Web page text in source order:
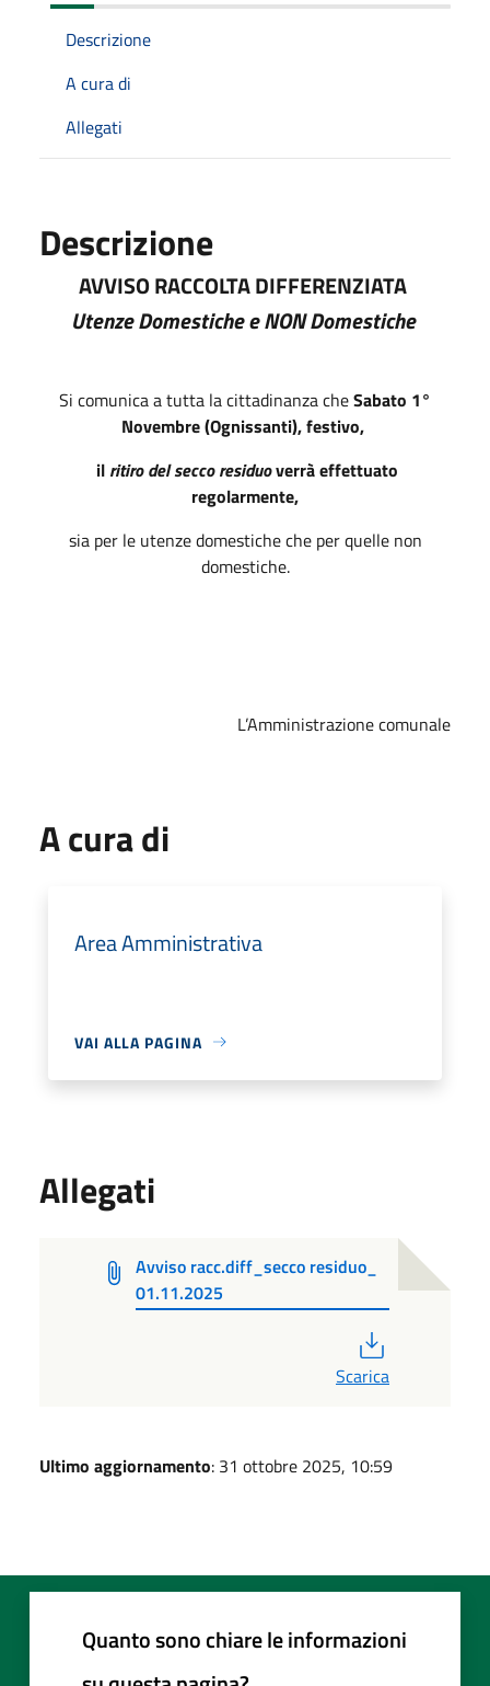
Descrizione
A cura di
Allegati
Descrizione
AVVISO RACCOLTA DIFFERENZIATA
Utenze Domestiche e NON Domestiche
Si comunica a tutta la cittadinanza cheSabato 1°
Novembre (Ognissanti), festivo,
il ritiro del secco residuoverrà effettuato
regolarmente,
sia per le utenze domestiche che per quelle non
domestiche.
L’Amministrazione comunale
A cura di
Area Amministrativa
VAI ALLA PAGINA
Allegati
Avviso racc.diff_secco residuo_
01.11.2025
Scarica
Ultimo aggiornamento: 31 ottobre 2025, 10:59
Quanto sono chiare le informazioni